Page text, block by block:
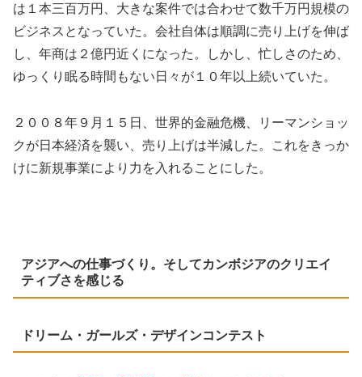
は１本三百万円、大きな案件では合わせて数千万円規模の
ビジネスとなっていた。会社自体は順調に売り上げを伸ば
し、年商は２億円近くになった。しかし、忙しさのため、
ゆっくり眠る時間もない日々が１０年以上続いていた。
２００８年９月１５日、世界的金融危機、リーマンショッ
クが日本経済を襲い、売り上げは半減した。これをきっか
けに新規事業により力を入れることにした。
アジアへの仕事づくり。そしてカンボジアのクリエイ
ティブさを感じる
ドリーム・ガールズ・デザインコンテスト